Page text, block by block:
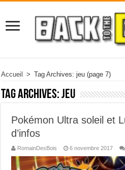
Accueil > Tag Archives: jeu (page 7)
Tag Archives:jeu
Pokémon Ultra soleil et
d’infos
RomainDesBois 6 novembre 2017